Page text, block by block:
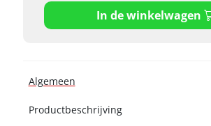
In de winkelwagen
Algemeen
Productbeschrijving